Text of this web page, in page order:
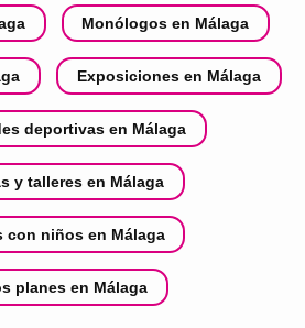
Monólogos en Málaga
Exposiciones en Málaga
deportivas en Málaga
y talleres en Málaga
con niños en Málaga
planes en Málaga